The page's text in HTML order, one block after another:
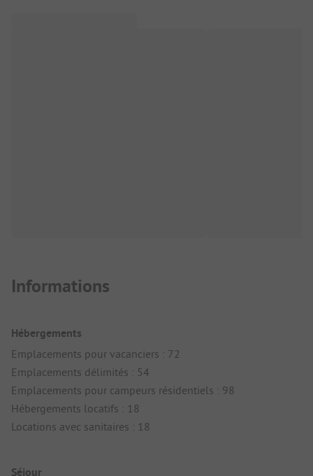
Informations
Hébergements
Emplacements pour vacanciers : 72
Emplacements délimités : 54
Emplacements pour campeurs résidentiels : 98
Hébergements locatifs : 18
Locations avec sanitaires : 18
Séjour